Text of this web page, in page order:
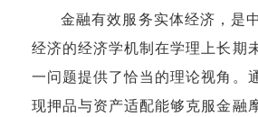
金融有效服务实体经济，是
经济的经济学机制在学理上长期
一问题提供了恰当的理论视角。
现押品与资产适配能够克服金融